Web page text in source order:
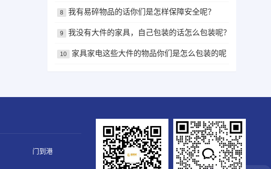
8 我有易碎物品的话你们是怎样保障安全呢？
9 我没有大件的家具，自己包装的话怎么包装呢？
10 家具家电这些大件的物品你们是怎么包装的呢？
门到港